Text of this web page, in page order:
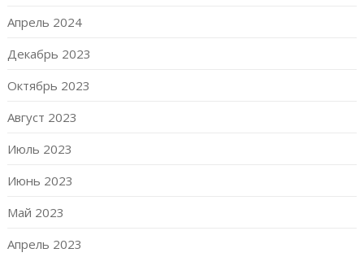
Апрель 2024
Декабрь 2023
Октябрь 2023
Август 2023
Июль 2023
Июнь 2023
Май 2023
Апрель 2023